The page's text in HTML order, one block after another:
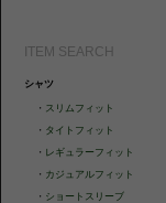
ITEM SEARCH
シャツ
・ スリムフィット
・ タイトフィット
・ レギュラーフィット
・ カジュアルフィット
・ ショートスリーブ